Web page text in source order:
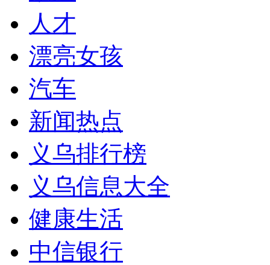
人才
漂亮女孩
汽车
新闻热点
义乌排行榜
义乌信息大全
健康生活
中信银行